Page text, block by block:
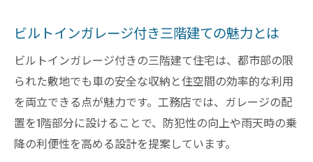
ビルトインガレージ付き三階建ての魅力とは
ビルトインガレージ付きの三階建て住宅は、都市部の限
られた敷地でも車の安全な収納と住空間の効率的な利用
を両立できる点が魅力です。工務店では、ガレージの配
置を1階部分に設けることで、防犯性の向上や雨天時の乗
降の利便性を高める設計を提案しています。